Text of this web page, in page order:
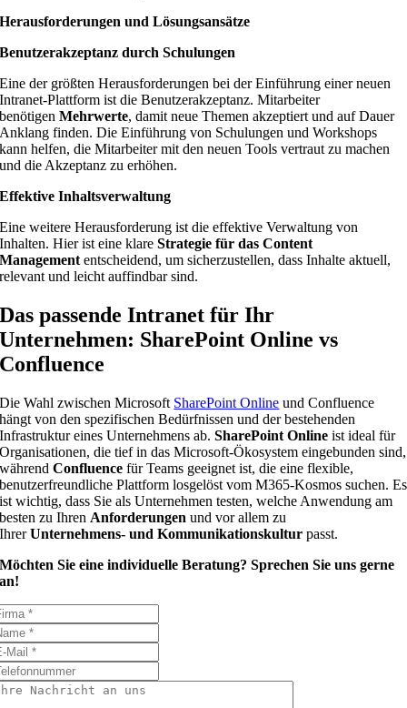
Herausforderungen und Lösungsansätze
Benutzerakzeptanz durch Schulungen
Eine der größten Herausforderungen bei der Einführung einer neuen
Intranet-Plattform ist die Benutzerakzeptanz. Mitarbeiter
benötigen Mehrwerte, damit neue Themen akzeptiert und auf Dauer
Anklang finden. Die Einführung von Schulungen und Workshops
kann helfen, die Mitarbeiter mit den neuen Tools vertraut zu machen
und die Akzeptanz zu erhöhen.
Effektive Inhaltsverwaltung
Eine weitere Herausforderung ist die effektive Verwaltung von
Inhalten. Hier ist eine klareStrategie für das Content
Management entscheidend, um sicherzustellen, dass Inhalte aktuell,
relevant und leicht auffindbar sind.
Das passende Intranet für Ihr
Unternehmen: SharePoint Online vs
Confluence
Die Wahl zwischen Microsoft SharePoint Online und Confluence
hängt von den spezifischen Bedürfnissen und der bestehenden
Infrastruktur eines Unternehmens ab.SharePoint Online ist ideal für
Organisationen, die tief in das Microsoft-Ökosystem eingebunden sind,
währendConfluence für Teams geeignet ist, die eine flexible,
benutzerfreundliche Plattform losgelöst vom M365-Kosmos suchen. Es
ist wichtig, dass Sie als Unternehmen testen, welche Anwendung am
besten zu Ihren Anforderungen und vor allem zu
IhrerUnternehmens- und Kommunikationskultur passt.
Möchten Sie eine individuelle Beratung? Sprechen Sie uns gerne
an!